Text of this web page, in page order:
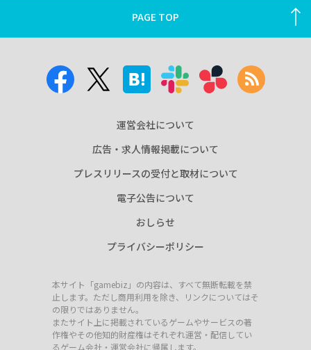
PAGE TOP
運営会社について
広告・求人情報掲載について
プレスリリースの受付と取材について
電子公告について
おしらせ
プライバシーポリシー
本サイト「gamebiz」の内容は、すべて無断転載を禁
止します。ただし商用利用を除き、リンクについてはそ
の限りではありません。
またサイト上に掲載されているゲームやサービスの著
作権やその他知的財産権はそれぞれ運営・配信してい
るゲーム会社・運営会社に帰属します。